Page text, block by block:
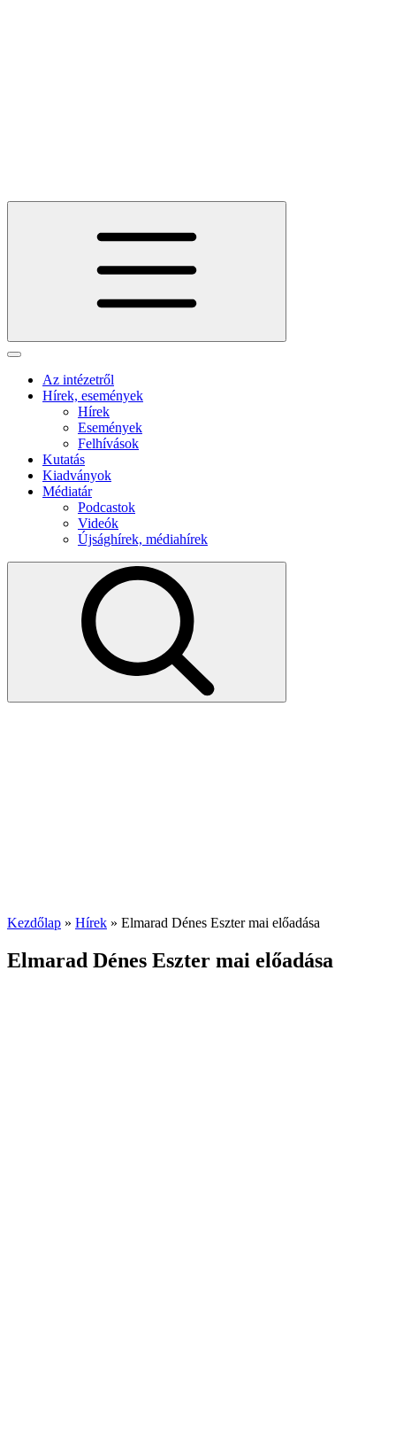
Az intézetről
Hírek, események
Hírek
Események
Felhívások
Kutatás
Kiadványok
Médiatár
Podcastok
Videók
Újsághírek, médiahírek
Kezdőlap » Hírek » Elmarad Dénes Eszter mai előadása
Elmarad Dénes Eszter mai előadása